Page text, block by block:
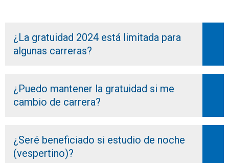
¿La gratuidad 2024 está limitada para
algunas carreras?
¿Puedo mantener la gratuidad si me
cambio de carrera?
¿Seré beneficiado si estudio de noche
(vespertino)?